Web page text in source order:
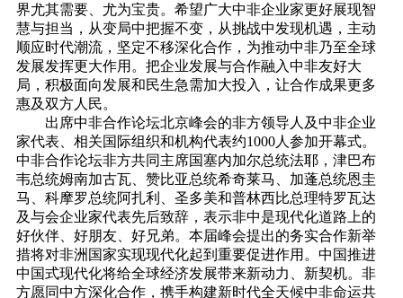
界尤其需要、尤为宝贵。希望广大中非企业家更好展现智
慧与担当，从变局中把握不变，从挑战中发现机遇，主动
顺应时代潮流，坚定不移深化合作，为推动中非乃至全球
发展发挥更大作用。把企业发展与合作融入中非友好大
局，积极面向发展和民生急需加大投入，让合作成果更多
惠及双方人民。
出席中非合作论坛北京峰会的非方领导人及中非企业
家代表、相关国际组织和机构代表约1000人参加开幕式。
中非合作论坛非方共同主席国塞内加尔总统法耶，津巴布
韦总统姆南加古瓦、赞比亚总统希奇莱马、加蓬总统恩圭
马、科摩罗总统阿扎利、圣多美和普林西比总理特罗瓦达
及与会企业家代表先后致辞，表示非中是现代化道路上的
好伙伴、好朋友、好兄弟。本届峰会提出的务实合作新举
措将对非洲国家实现现代化起到重要促进作用。中国推进
中国式现代化将给全球经济发展带来新动力、新契机。非
方愿同中方深化合作，携手构建新时代全天候中非命运共